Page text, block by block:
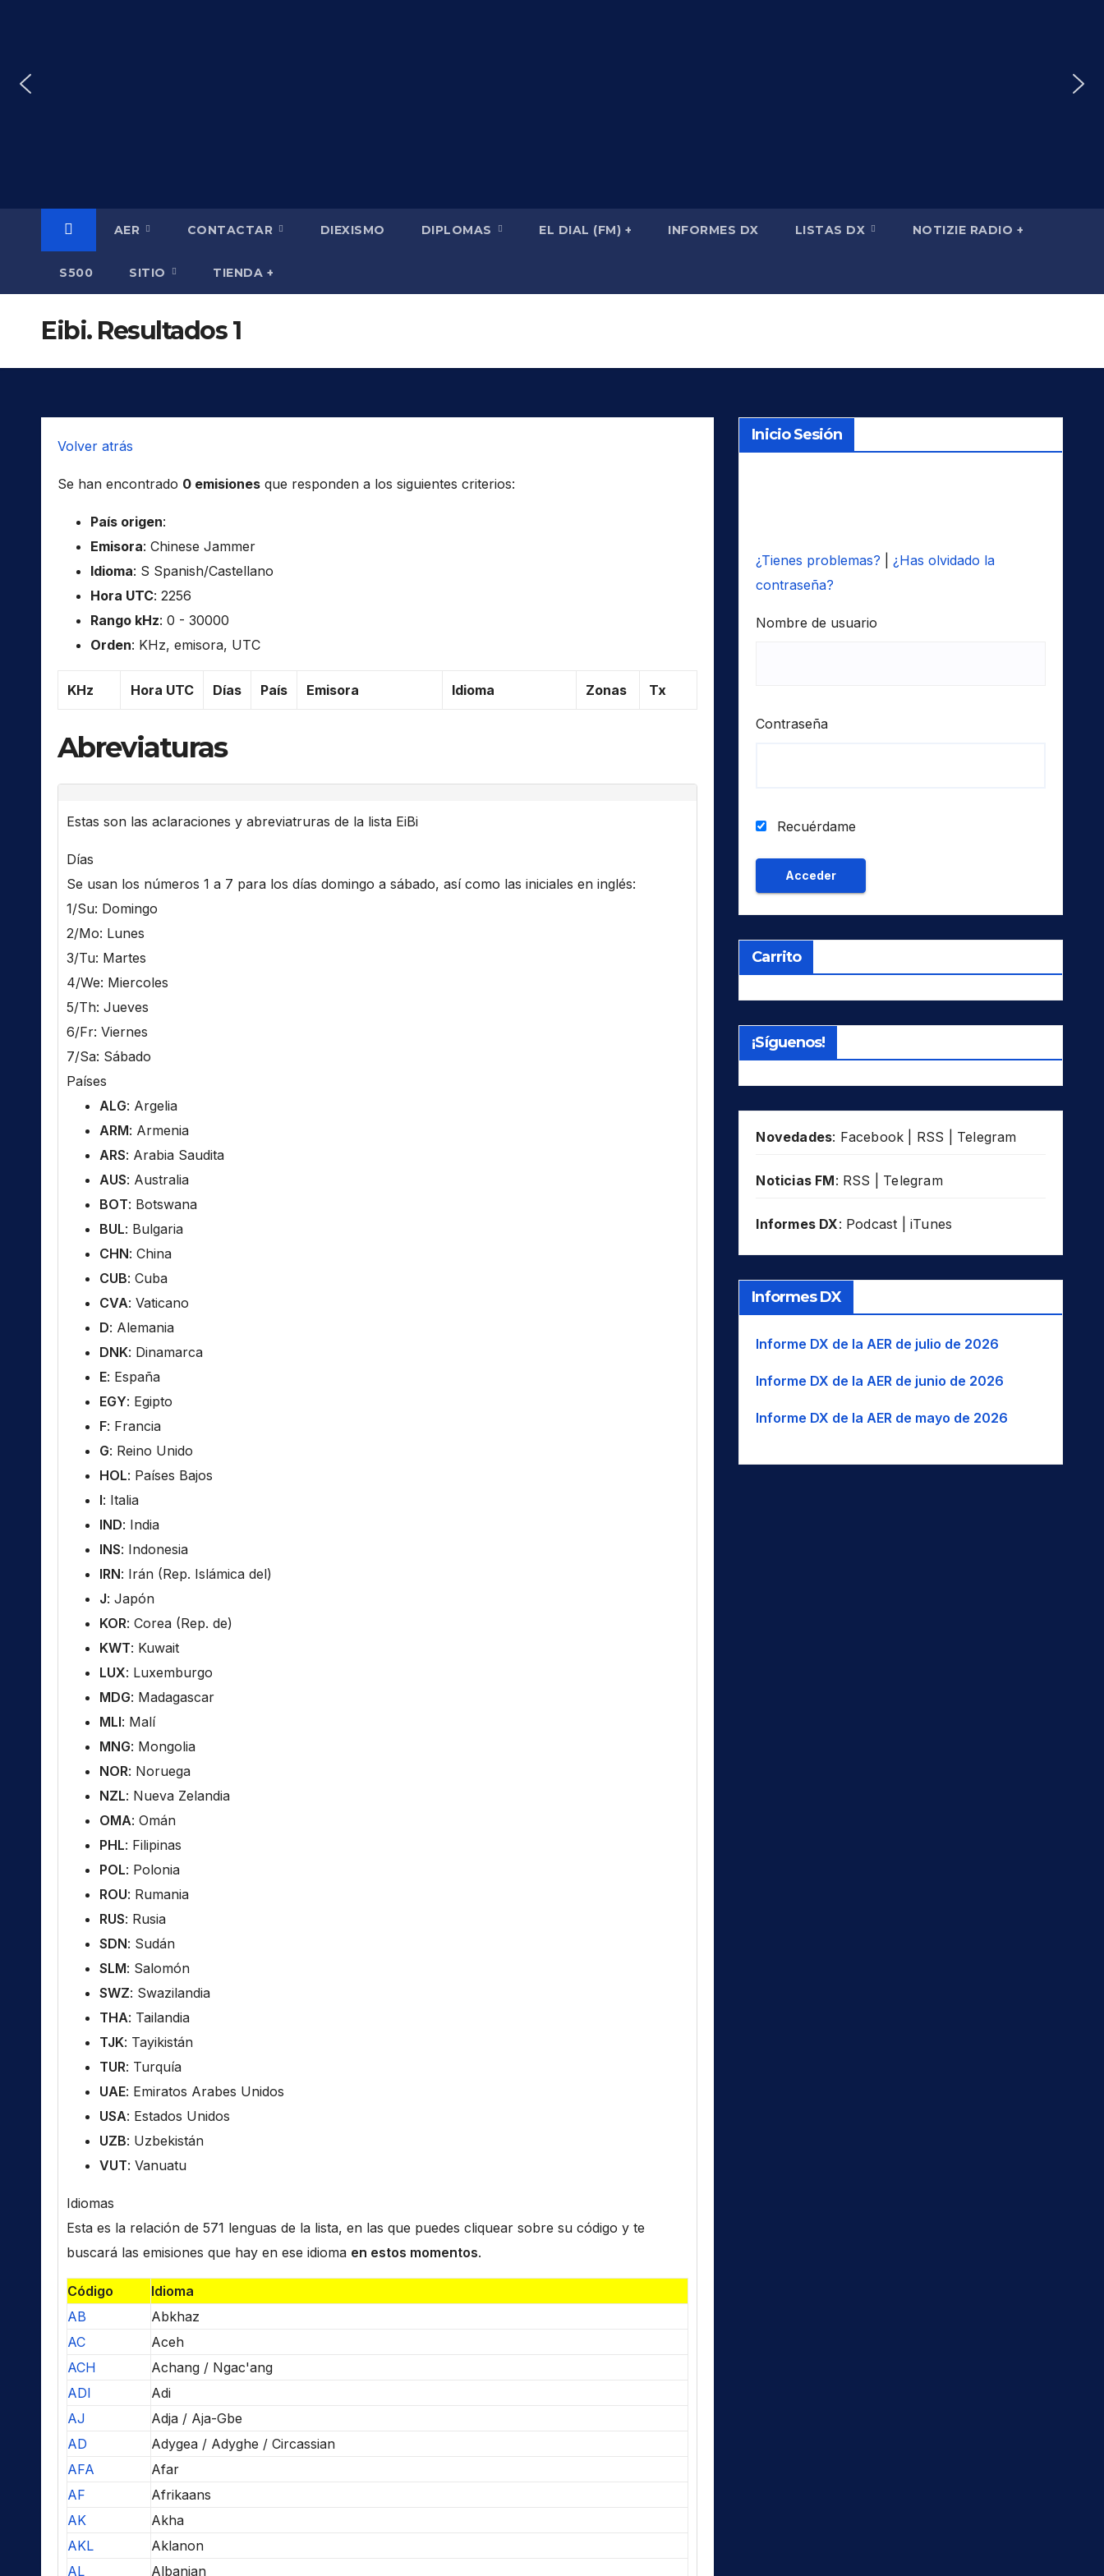
AER CONTACTAR DIEXISMO DIPLOMAS EL DIAL (FM) + INFORMES DX LISTAS DX NOTIZIE RADIO +
S500 SITIO TIENDA +
Eibi. Resultados 1
Volver atrás
Se han encontrado 0 emisiones que responden a los siguientes criterios:
País origen:
Emisora: Chinese Jammer
Idioma: S Spanish/Castellano
Hora UTC: 2256
Rango kHz: 0 - 30000
Orden: KHz, emisora, UTC
KHz Hora UTC Días País Emisora Idioma Zonas Tx
Abreviaturas
Estas son las aclaraciones y abreviatruras de la lista EiBi
Días
Se usan los números 1 a 7 para los días domingo a sábado, así como las iniciales en inglés:
1/Su: Domingo
2/Mo: Lunes
3/Tu: Martes
4/We: Miercoles
5/Th: Jueves
6/Fr: Viernes
7/Sa: Sábado
Países
ALG: Argelia
ARM: Armenia
ARS: Arabia Saudita
AUS: Australia
BOT: Botswana
BUL: Bulgaria
CHN: China
CUB: Cuba
CVA: Vaticano
D: Alemania
DNK: Dinamarca
E: España
EGY: Egipto
F: Francia
G: Reino Unido
HOL: Países Bajos
I: Italia
IND: India
INS: Indonesia
IRN: Irán (Rep. Islámica del)
J: Japón
KOR: Corea (Rep. de)
KWT: Kuwait
LUX: Luxemburgo
MDG: Madagascar
MLI: Malí
MNG: Mongolia
NOR: Noruega
NZL: Nueva Zelandia
OMA: Omán
PHL: Filipinas
POL: Polonia
ROU: Rumania
RUS: Rusia
SDN: Sudán
SLM: Salomón
SWZ: Swazilandia
THA: Tailandia
TJK: Tayikistán
TUR: Turquía
UAE: Emiratos Arabes Unidos
USA: Estados Unidos
UZB: Uzbekistán
VUT: Vanuatu
Idiomas
Esta es la relación de 571 lenguas de la lista, en las que puedes cliquear sobre su código y te
buscará las emisiones que hay en ese idioma en estos momentos.
Código
Idioma
AB
Abkhaz
AC
Aceh
ACH
Achang / Ngac'ang
ADI
Adi
AJ
Adja / Aja-Gbe
AD
Adygea / Adyghe / Circassian
AFA
Afar
AF
Afrikaans
AK
Akha
AKL
Aklanon
AL
Albanian
Inicio Sesión
¿Tienes problemas?
¿Has olvidado la
contraseña?
Nombre de usuario
Contraseña
Recuérdame
Carrito
¡Síguenos!
Novedades: Facebook RSS Telegram
Noticias FM: RSS Telegram
Informes DX: Podcast iTunes
Informes DX
Informe DX de la AER de julio de 2026
Informe DX de la AER de junio de 2026
Informe DX de la AER de mayo de 2026